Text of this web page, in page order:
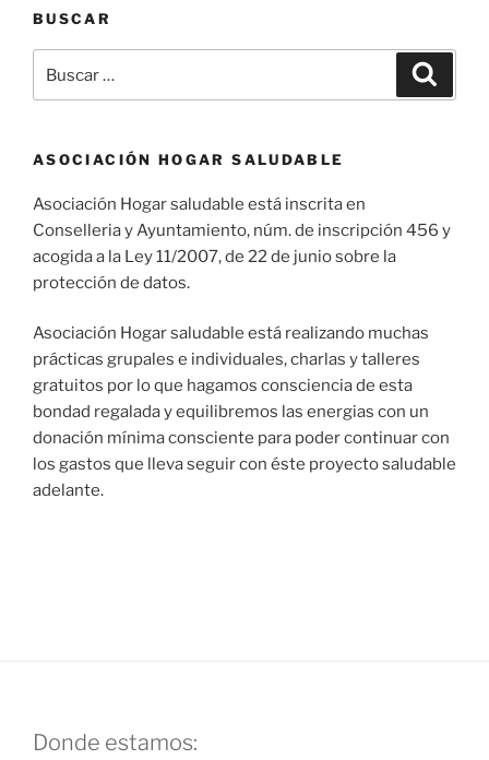
BUSCAR
por:
ASOCIACIÓN HOGAR SALUDABLE
Asociación Hogar saludable está inscrita en
Conselleria y Ayuntamiento, núm. de inscripción 456 y
acogida a la Ley 11/2007, de 22 de junio sobre la
protección de datos.
Asociación Hogar saludable está realizando muchas
prácticas grupales e individuales, charlas y talleres
gratuitos por lo que hagamos consciencia de esta
bondad regalada y equilibremos las energias con un
donación mínima consciente para poder continuar con
los gastos que lleva seguir con éste proyecto saludable
adelante.
Donde estamos: